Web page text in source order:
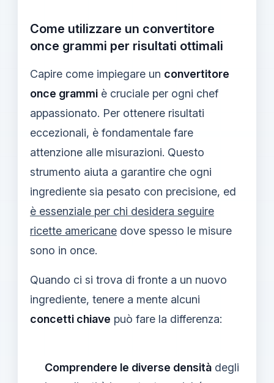
Come utilizzare un convertitore
once grammi per risultati ottimali
Capire come impiegare un convertitore
once grammi è cruciale per ogni chef
appassionato. Per ottenere risultati
eccezionali, è fondamentale fare
attenzione alle misurazioni. Questo
strumento aiuta a garantire che ogni
ingrediente sia pesato con precisione, ed
è essenziale per chi desidera seguire
ricette americane dove spesso le misure
sono in once.
Quando ci si trova di fronte a un nuovo
ingrediente, tenere a mente alcuni
concetti chiave può fare la differenza:
Comprendere le diverse densità degli